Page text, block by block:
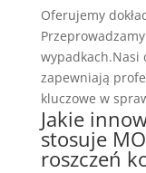
Oferujemy
wypadkach.Nasi
zapewniają
kluczowe w
Jakie
stosuje
roszczeń